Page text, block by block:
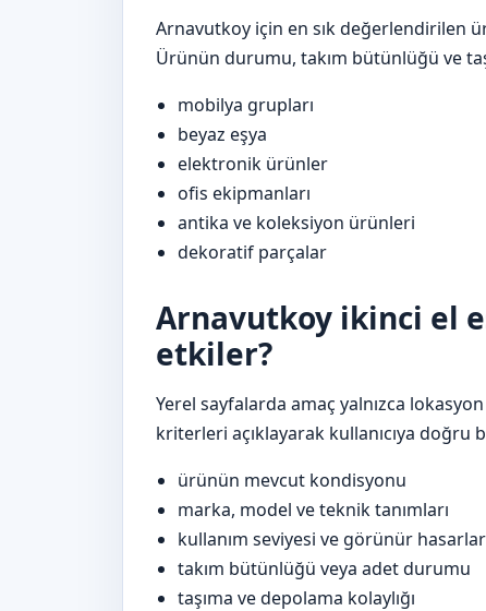
Arnavutkoy için en sık değerlendirilen
Ürünün durumu, takım bütünlüğü ve
mobilya grupları
beyaz eşya
elektronik ürünler
ofis ekipmanları
antika ve koleksiyon ürünleri
dekoratif parçalar
Arnavutkoy ikinci el
etkiler?
Yerel sayfalarda amaç yalnızca
kriterleri açıklayarak kullanıcıya doğru
ürünün mevcut kondisyonu
marka, model ve teknik tanımları
kullanım seviyesi ve görünür hasarlar
takım bütünlüğü veya adet durumu
taşıma ve depolama kolaylığı